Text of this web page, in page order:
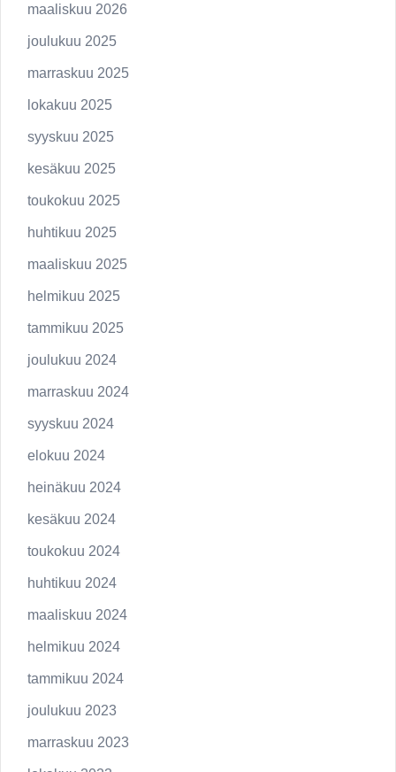
maaliskuu 2026
joulukuu 2025
marraskuu 2025
lokakuu 2025
syyskuu 2025
kesäkuu 2025
toukokuu 2025
huhtikuu 2025
maaliskuu 2025
helmikuu 2025
tammikuu 2025
joulukuu 2024
marraskuu 2024
syyskuu 2024
elokuu 2024
heinäkuu 2024
kesäkuu 2024
toukokuu 2024
huhtikuu 2024
maaliskuu 2024
helmikuu 2024
tammikuu 2024
joulukuu 2023
marraskuu 2023